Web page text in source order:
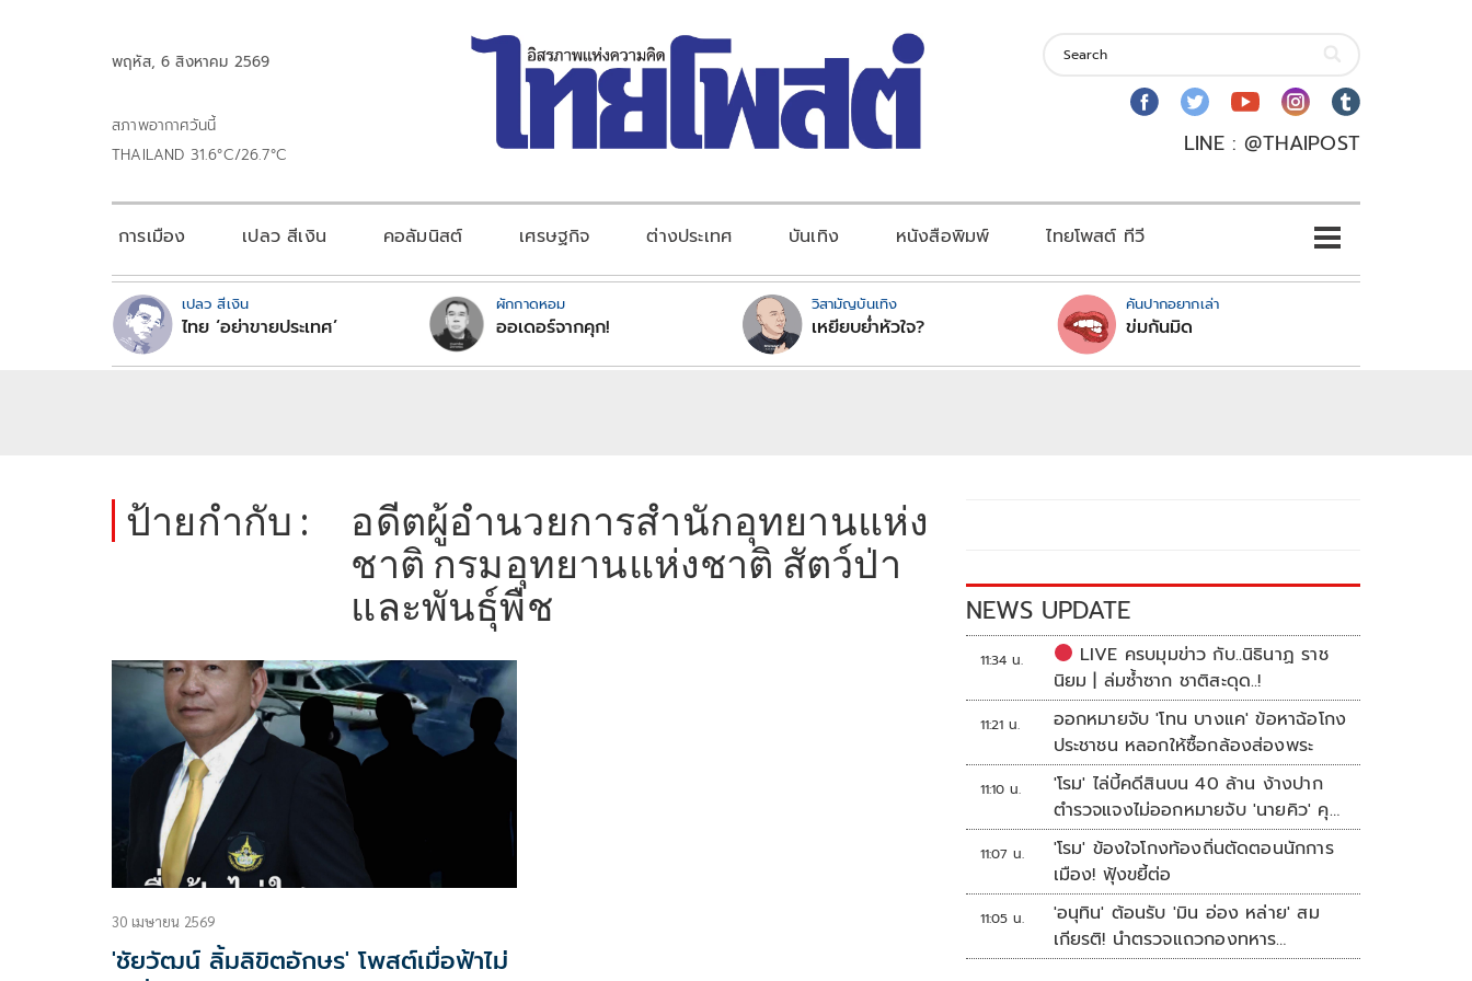
พฤหัส, 6 สิงหาคม 2569
สภาพอากาศวันนี้
THAILAND 31.6°C/26.7°C
LINE : @THAIPOST
การเมือง เปลว สีเงิน คอลัมนิสต์ เศรษฐกิจ ต่างประเทศ บันเทิง หนังสือพิมพ์ ไทยโพสต์ ทีวี
เปลว สีเงิน
ไทย ‘อย่าขายประเทศ’
ผักกาดหอม
ออเดอร์จากคุก!
วิสามัญบันเทิง
เหยียบย่ำหัวใจ?
คันปากอยากเล่า
ข่มกันมิด
ป้ายกำกับ :
อดีตผู้อำนวยการสำนักอุทยานแห่ง
ชาติ กรมอุทยานแห่งชาติ สัตว์ป่า
และพันธุ์พืช
30 เมษายน 2569
'ชัยวัฒน์ ลิ้มลิขิตอักษร' โพสต์เมื่อฟ้าไม่
NEWS UPDATE
11:34 น.
LIVE ครบมุมข่าว กับ..นิธินาฏ ราช
นิยม | ล่มซ้ำซาก ชาติสะดุด..!
11:21 น.
ออกหมายจับ 'โทน บางแค' ข้อหาฉ้อโกง
ประชาชน หลอกให้ซื้อกล้องส่องพระ
11:10 น.
'โรม' ไล่บี้คดีสินบน 40 ล้าน ง้างปาก
ตำรวจแจงไม่ออกหมายจับ 'นายคิว' คุม
เว็บพนัน
11:07 น.
'โรม' ข้องใจโกงท้องถิ่นตัดตอนนักการ
เมือง! ฟุ้งขยี้ต่อ
11:05 น.
'อนุทิน' ต้อนรับ 'มิน อ่อง หล่าย' สม
เกียรติ! นำตรวจแถวกองทหาร
เกียรติยศ